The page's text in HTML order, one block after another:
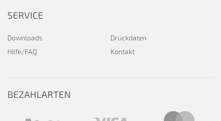
SERVICE
Downloads
Druckdaten
Hilfe/FAQ
Kontakt
BEZAHLARTEN